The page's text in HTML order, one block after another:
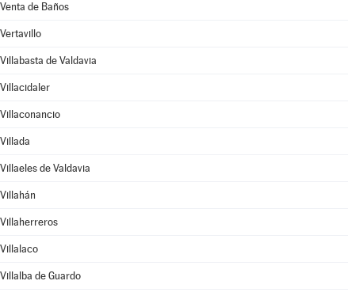
Venta de Baños
Vertavillo
Villabasta de Valdavia
Villacidaler
Villaconancio
Villada
Villaeles de Valdavia
Villahán
Villaherreros
Villalaco
Villalba de Guardo